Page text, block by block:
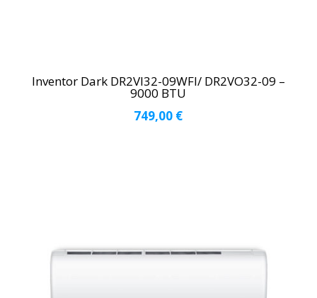
Inventor Dark DR2VI32-09WFI/ DR2VO32-09 –
9000 BTU
749,00 €